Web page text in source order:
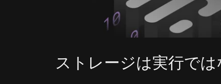
ストレージは実行で